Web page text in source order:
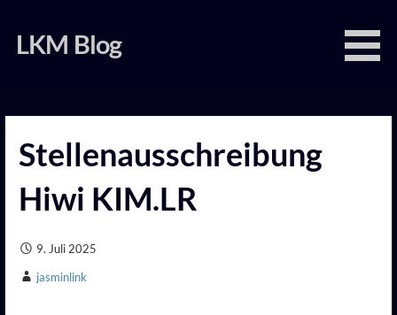
Inhalt
springen
LKM Blog
Stellenausschreibung
Hiwi KIM.LR
9. Juli 2025
jasminlink